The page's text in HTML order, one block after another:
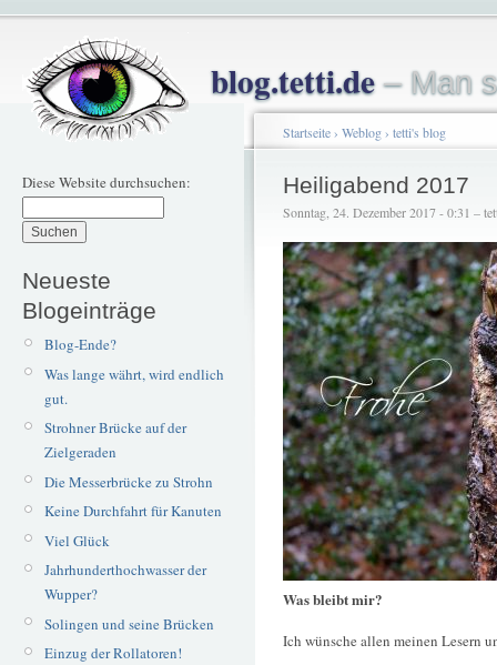
blog.tetti.de– Man
Diese Website durchsuchen:
Neueste
Blogeinträge
Blog-Ende?
Was lange währt, wird endlich
gut.
Strohner Brücke auf der
Zielgeraden
Die Messerbrücke zu Strohn
Keine Durchfahrt für Kanuten
Viel Glück
Jahrhunderthochwasser der
Wupper?
Solingen und seine Brücken
Einzug der Rollatoren!
Startseite› Weblog› tetti's blog
Heiligabend 2017
Sonntag, 24. Dezember 2017 - 0:31 –
Was bleibt mir?
Ich wünsche allen meinen Lesern